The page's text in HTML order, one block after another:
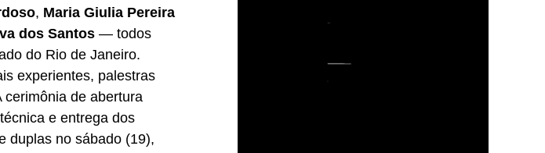
, Maria Giulia Pereira
dos Santos — todos
do Rio de Janeiro.
experientes, palestras
cerimônia de abertura
e entrega dos
duplas no sábado (19),